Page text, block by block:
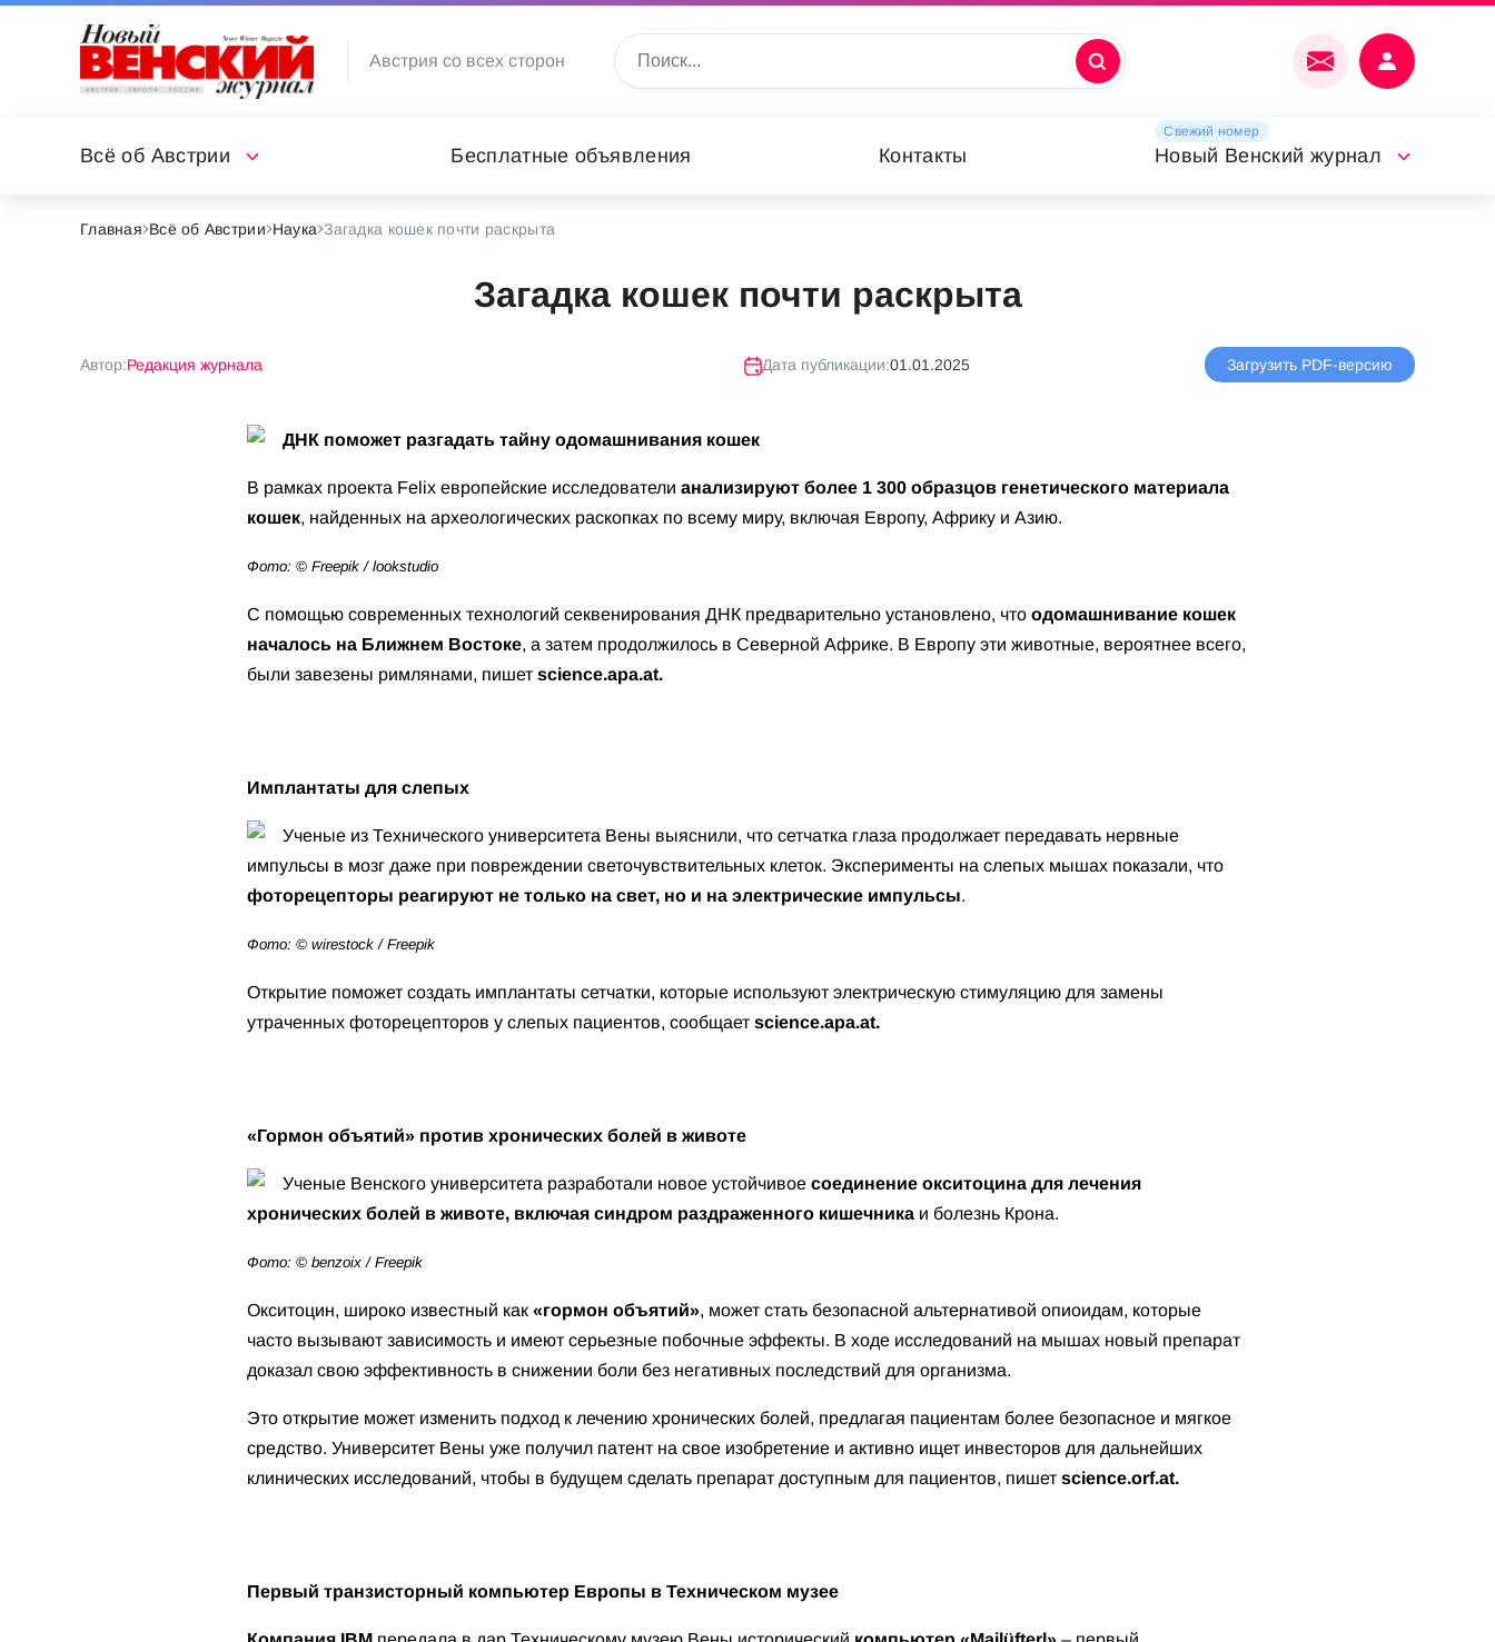
Австрия со всех сторон
Всё об Австрии Бесплатные объявления Контакты
Свежий номер
Новый Венский журнал
Главная Всё об Австрии Наука Загадка кошек почти раскрыта
Загадка кошек почти раскрыта
Автор:Редакция журнала Дата публикации:01.01.2025 Загрузить PDF-версию
ДНК поможет разгадать тайну одомашнивания кошек
В рамках проекта Felix европейские исследователи анализируют более 1 300 образцов генетического материала
кошек, найденных на археологических раскопках по всему миру, включая Европу, Африку и Азию.
Фото: © Freepik / lookstudio
С помощью современных технологий секвенирования ДНК предварительно установлено, что одомашнивание кошек
началось на Ближнем Востоке, а затем продолжилось в Северной Африке. В Европу эти животные, вероятнее всего,
были завезены римлянами, пишет science.apa.at.
Имплантаты для слепых
Ученые из Технического университета Вены выяснили, что сетчатка глаза продолжает передавать нервные
импульсы в мозг даже при повреждении светочувствительных клеток. Эксперименты на слепых мышах показали, что
фоторецепторы реагируют не только на свет, но и на электрические импульсы.
Фото: © wirestock / Freepik
Открытие поможет создать имплантаты сетчатки, которые используют электрическую стимуляцию для замены
утраченных фоторецепторов у слепых пациентов, сообщает science.apa.at.
«Гормон объятий» против хронических болей в животе
Ученые Венского университета разработали новое устойчивое соединение окситоцина для лечения
хронических болей в животе, включая синдром раздраженного кишечника и болезнь Крона.
Фото: © benzoix / Freepik
Окситоцин, широко известный как «гормон объятий», может стать безопасной альтернативой опиоидам, которые
часто вызывают зависимость и имеют серьезные побочные эффекты. В ходе исследований на мышах новый препарат
доказал свою эффективность в снижении боли без негативных последствий для организма.
Это открытие может изменить подход к лечению хронических болей, предлагая пациентам более безопасное и мягкое
средство. Университет Вены уже получил патент на свое изобретение и активно ищет инвесторов для дальнейших
клинических исследований, чтобы в будущем сделать препарат доступным для пациентов, пишет science.orf.at.
Первый транзисторный компьютер Европы в Техническом музее